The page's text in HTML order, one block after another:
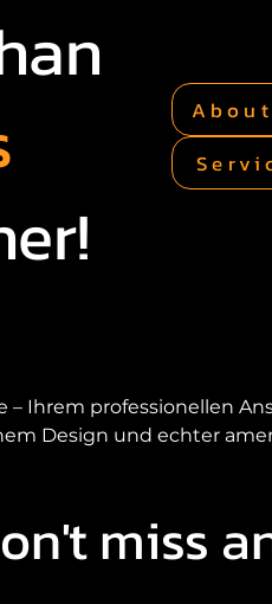
Ihrem professionellen
Design und echter
uns, wenn sie us cars
miss